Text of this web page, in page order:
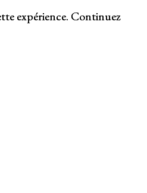
expérience. Continuez